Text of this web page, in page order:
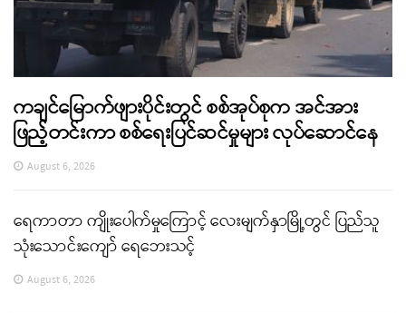
ကချင်မြောက်ဖျားပိုင်းတွင် စစ်အုပ်စုက အင်အား
ဖြည့်တင်းကာ စစ်ရေးပြင်ဆင်မှုများ လုပ်ဆောင်နေ
August 6, 2026
ရေကာတာ ကျိုးပေါက်မှုကြောင့် လေးမျက်နှာမြို့တွင် ပြည်သူ
သုံးသောင်းကျော် ရေဘေးသင့်
August 6, 2026